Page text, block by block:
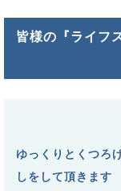
皆様の『ライフ
ゆっくりとくつろ
しをして頂きます